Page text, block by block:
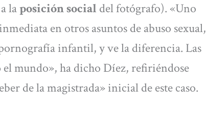
laposición social del fotógrafo). «Uno
en otros asuntos de abuso sexual,
infantil, y ve la diferencia. Las
mundo», ha dicho Díez, refiriéndose
de la magistrada» inicial de este caso.